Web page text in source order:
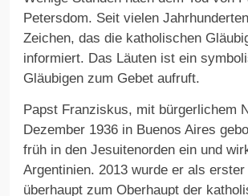
Petersdom. Seit vielen
Zeichen, das die katholischen
informiert. Das Läuten ist ein
Gläubigen zum Gebet aufruft.
Papst Franziskus, mit bürgerlichem
Dezember 1936 in Buenos Aires
früh in den Jesuitenorden ein und
Argentinien. 2013 wurde er als
überhaupt zum Oberhaupt der